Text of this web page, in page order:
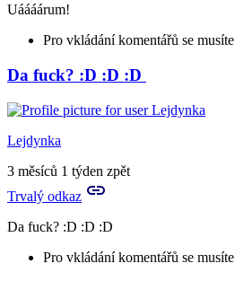
Uáááárum!
Pro vkládání komentářů se musíte
In
reply
to
Burárum!!!
by
Tora
Da fuck? :D :D :D
Lejdynka
3 měsíců 1 týden zpět
Trvalý odkaz
Da fuck? :D :D :D
Pro vkládání komentářů se musíte